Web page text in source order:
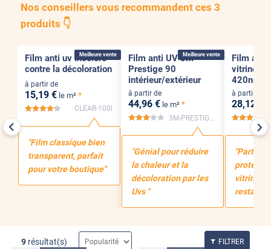
Nos conseillers vous recommandent ces 3
produits 👇
Meilleure vente
Film anti uv incolore
contre la décoloration
à partir de
15,19 € le m² *
*****
CLEAR-100i
"Film classique bien
transparent, parfait
pour votre boutique"
Meilleure vente
Film anti UV 3M
Prestige 90
intérieur/extérieur
à partir de
44,96 € le m² *
*****
"Génial pour réduire
la chaleur et la
décoloration par les
Uvs "
Film
vitrines
420nm
à partir de
28,12
"Parfait
vitrine
restant
9 résultat(s) FILTRER